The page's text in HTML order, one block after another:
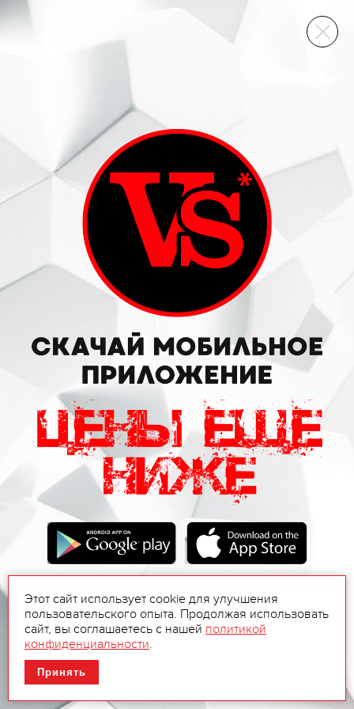
ВИННЫЙ СКЛАД
Этот сайт использует cookie для улучшения
пользовательского опыта. Продолжая использовать
сайт, вы соглашаетесь с нашей политикой
конфиденциальности.
Принять